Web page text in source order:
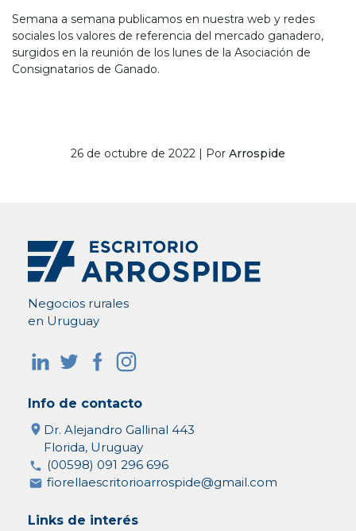
Semana a semana publicamos en nuestra web y redes
sociales los valores de referencia del mercado ganadero,
surgidos en la reunión de los lunes de la Asociación de
Consignatarios de Ganado.
26 de octubre de 2022 | Por Arrospide
Negocios rurales
en Uruguay
Info de contacto
Dr. Alejandro Gallinal 443
Florida, Uruguay
(00598) 091 296 696
fiorellaescritorioarrospide@gmail.com
Links de interés